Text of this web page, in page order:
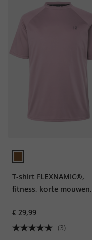
T-shirt FLEXNAMIC®,
fitness, korte mouwen,
QuickDry
€ 29,99
(3)